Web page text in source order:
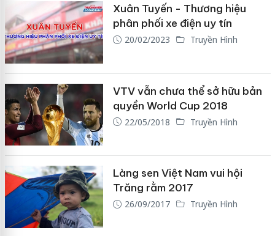
Xuân Tuyến - Thương hiệu
phân phối xe điện uy tín
20/02/2023 Truyền Hình
VTV vẫn chưa thể sở hữu bản
quyền World Cup 2018
22/05/2018 Truyền Hình
Làng sen Việt Nam vui hội
Trăng rằm 2017
26/09/2017 Truyền Hình